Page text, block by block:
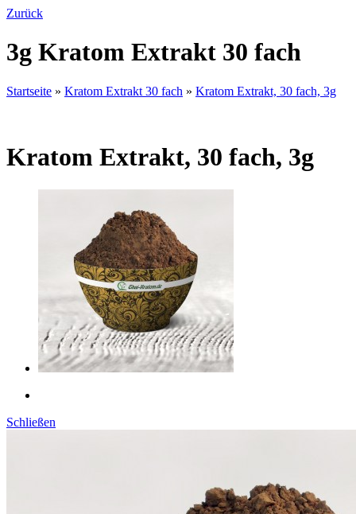
Zurück
3g Kratom Extrakt 30 fach
Startseite » Kratom Extrakt 30 fach » Kratom Extrakt, 30 fach, 3g
Kratom Extrakt, 30 fach, 3g
Schließen